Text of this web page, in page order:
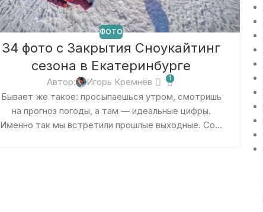
ФОТО
34 фото с Закрытия Сноукайтинг
сезона в Екатеринбурге
Автор: Игорь Кремнёв 1
Бывает же такое: просыпаешься утром, смотришь
на прогноз погоды, а там — идеальные цифры.
Именно так мы встретили прошлые выходные. Со...